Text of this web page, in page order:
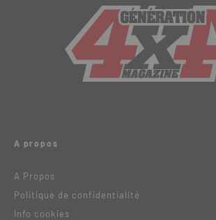
A propos
A Propos
Politique de confidentialité
Info cookies